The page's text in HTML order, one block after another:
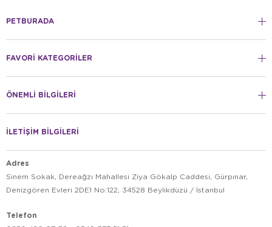
PETBURADA
FAVORİ KATEGORİLER
ÖNEMLİ BİLGİLERİ
İLETİŞİM BİLGİLERİ
Adres
Sinem Sokak, Dereağzı Mahallesi Ziya Gökalp Caddesi, Gürpınar,
Denizgören Evleri 2DE1 No:122, 34528 Beylikdüzü / İstanbul
Telefon